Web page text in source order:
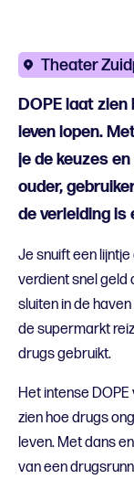
Theater
DOPE laat
leven lopen.
je de keuzes
ouder,
de verleiding is
Je snuift een
verdient snel geld
sluiten in de
de supermarkt
drugs gebruikt.
Het intense DOPE
zien hoe drugs
leven. Met dans
van een